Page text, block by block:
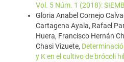
Vol. 5 Núm. 1 (2018):
Gloria Anabel Cornejo
Cartagena Ayala, Rafael
Huera, Francisco Hernán
Chasi Vizuete,
y K en el cultivo de brócoli